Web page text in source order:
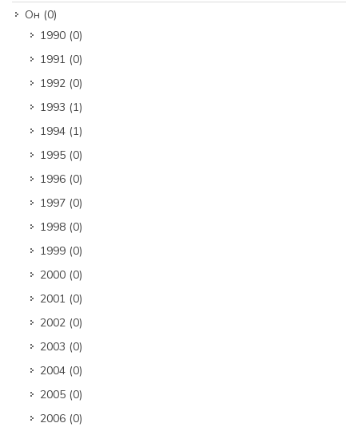
Он (0)
1990 (0)
1991 (0)
1992 (0)
1993 (1)
1994 (1)
1995 (0)
1996 (0)
1997 (0)
1998 (0)
1999 (0)
2000 (0)
2001 (0)
2002 (0)
2003 (0)
2004 (0)
2005 (0)
2006 (0)